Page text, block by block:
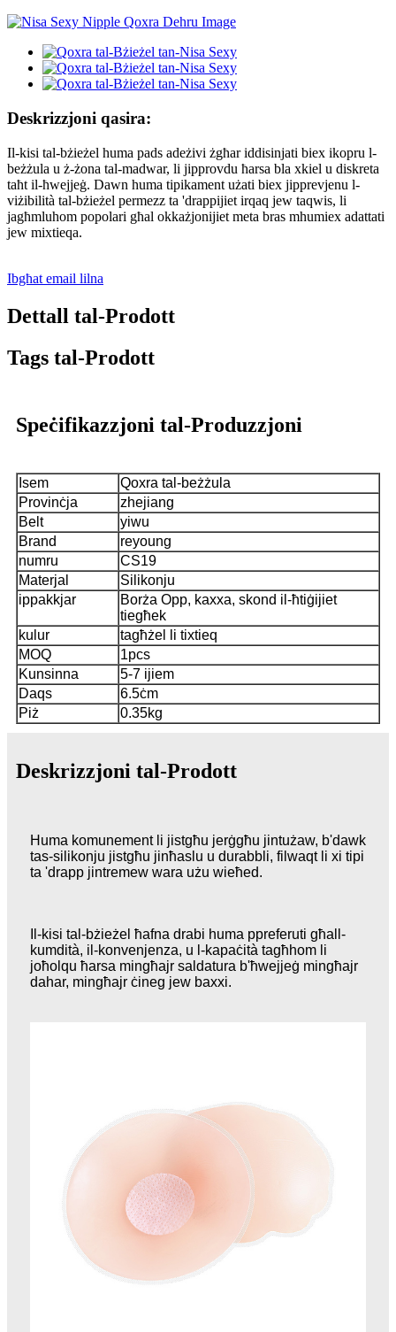
Deskrizzjoni qasira:
Il-kisi tal-bżieżel huma pads adeżivi żgħar iddisinjati biex ikopru l-
beżżula u ż-żona tal-madwar, li jipprovdu ħarsa bla xkiel u diskreta
taħt il-ħwejjeġ. Dawn huma tipikament użati biex jipprevjenu l-
viżibilità tal-bżieżel permezz ta 'drappijiet irqaq jew taqwis, li
jagħmluhom popolari għal okkażjonijiet meta bras mhumiex adattati
jew mixtieqa.
Ibgħat email lilna
Dettall tal-Prodott
Tags tal-Prodott
Speċifikazzjoni tal-Produzzjoni
Isem
Qoxra tal-beżżula
Provinċja
zhejiang
Belt
yiwu
Brand
reyoung
numru
CS19
Materjal
Silikonju
ippakkjar
Borża Opp, kaxxa, skond il-ħtiġijiet
tiegħek
kulur
tagħżel li tixtieq
MOQ
1pcs
Kunsinna
5-7 ijiem
Daqs
6.5ċm
Piż
0.35kg
Deskrizzjoni tal-Prodott
Huma komunement li jistgħu jerġgħu jintużaw, b'dawk
tas-silikonju jistgħu jinħaslu u durabbli, filwaqt li xi tipi
ta 'drapp jintremew wara użu wieħed.
Il-kisi tal-bżieżel ħafna drabi huma ppreferuti għall-
kumdità, il-konvenjenza, u l-kapaċità tagħhom li
joħolqu ħarsa mingħajr saldatura b'ħwejjeġ mingħajr
dahar, mingħajr ċineg jew baxxi.